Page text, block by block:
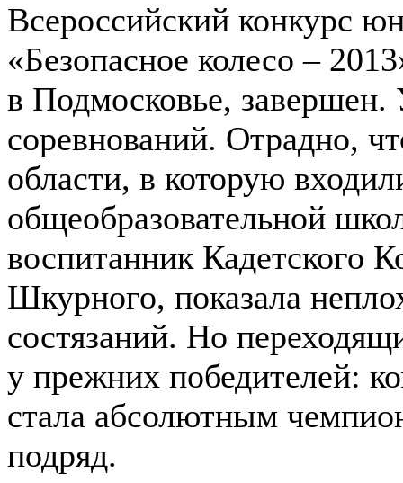
Всероссийский конкурс
«Безопасное колесо –
в Подмосковье,
соревнований. Отрадно,
области, в которую
общеобразовательной
воспитанник Кадетского
Шкурного, показала
состязаний. Но
у прежних победителей:
стала абсолютным
подряд.